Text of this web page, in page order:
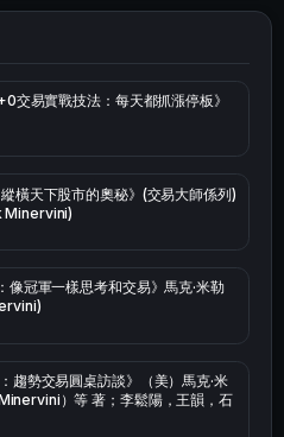
交易實戰技法：每天都抓漲停板》
縱橫天下股市的奧秘》(交易大師係列)
Minervini)
像冠軍一樣思考和交易》馬克·米勒
趨勢交易圓桌訪談》（美）馬克·米
）等 著；李鬆陽，王韻，石